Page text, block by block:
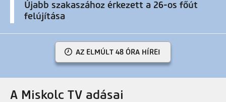
Újabb szakaszához érkezett a 26-os főút
felújítása
AZ ELMÚLT 48 ÓRA HÍREI
A Miskolc TV adásai